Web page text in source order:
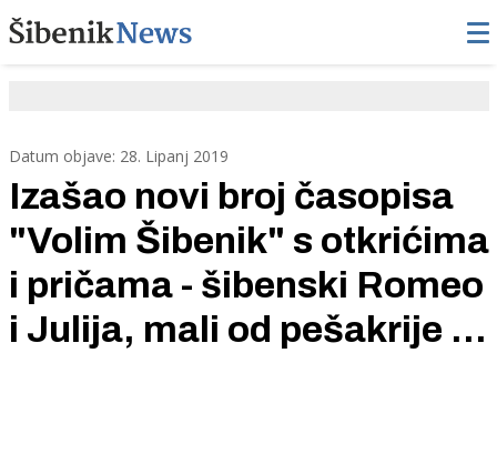
Datum objave: 28. Lipanj 2019
Izašao novi broj časopisa
"Volim Šibenik" s otkrićima
i pričama - šibenski Romeo
i Julija, mali od pešakrije ...